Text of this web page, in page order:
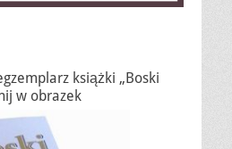
książki „Boski
w obrazek